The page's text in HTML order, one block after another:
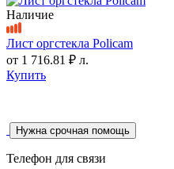
Наличие
Лист оргстекла Policam
от 1 716.81 ₽ л.
Купить
Нужна срочная помощь
Телефон для связи